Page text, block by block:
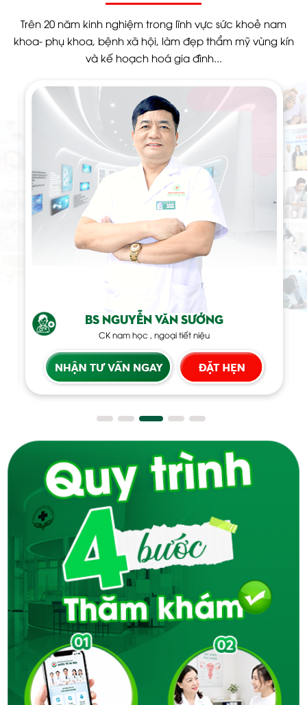
Trên 20 năm kinh nghiệm trong lĩnh vực sức khoẻ nam
khoa- phụ khoa, bệnh xã hội, làm đẹp thẩm mỹ vùng kín
và kế hoạch hoá gia đình...
BS NGUYỄN THỊ QUY
CK I DA LIỄU - BỆNH XÃ HỘI